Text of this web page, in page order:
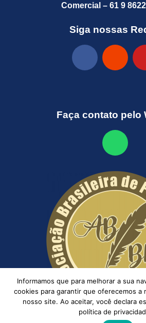
Comercial – 61 9
Siga nossas
Faça contato pelo
Informamos que para melhorar a sua
cookies para garantir que oferecemos a
nosso site. Ao aceitar, você declara
política de